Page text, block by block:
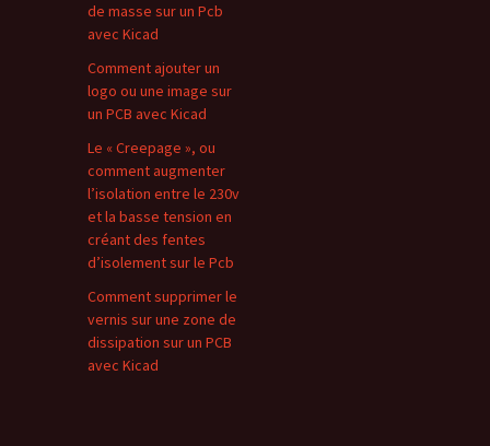
de masse sur un Pcb
avec Kicad
Comment ajouter un
logo ou une image sur
un PCB avec Kicad
Le « Creepage », ou
comment augmenter
l’isolation entre le 230v
et la basse tension en
créant des fentes
d’isolement sur le Pcb
Comment supprimer le
vernis sur une zone de
dissipation sur un PCB
avec Kicad